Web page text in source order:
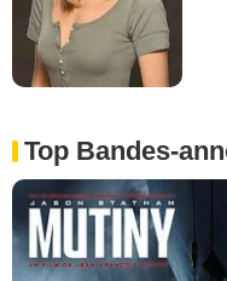
Top Bandes-